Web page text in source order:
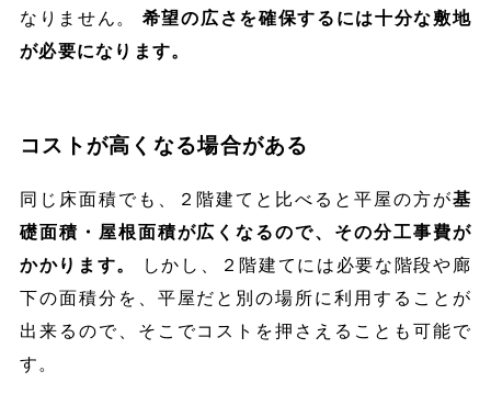
なりません。 希望の広さを確保するには十分な敷地
が必要になります。
コストが高くなる場合がある
同じ床面積でも、２階建てと比べると平屋の方が基
礎面積・屋根面積が広くなるので、その分工事費が
かかります。
しかし、２階建てには必要な階段や廊
下の面積分を、平屋だと別の場所に利用することが
出来るので、そこでコストを押さえることも可能で
す。